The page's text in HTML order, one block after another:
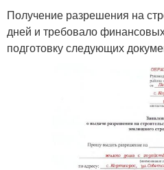
Получение разрешения на
дней и требовало
подготовку следующих